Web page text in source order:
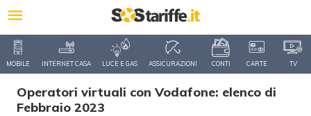
MOBILE INTERNET CASA LUCE E GAS ASSICURAZIONI CONTI CARTE TV
Operatori virtuali con Vodafone: elenco di
Febbraio 2023